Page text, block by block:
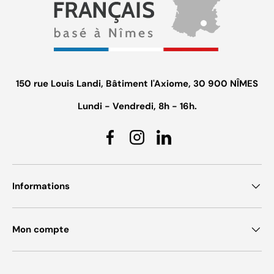
150 rue Louis Landi, Bâtiment l'Axiome, 30 900 NÎMES
Lundi - Vendredi, 8h - 16h.
FacebookInstagramLinkedin
Informations
Mon compte